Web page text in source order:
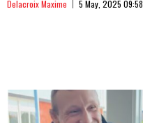
Delacroix Maxime 5 May, 2025 09:58